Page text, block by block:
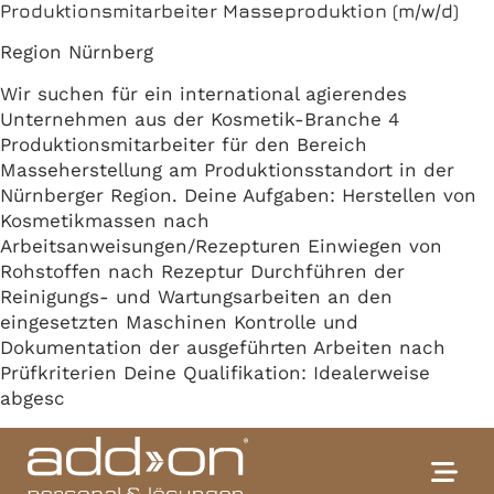
Produktionsmitarbeiter Masseproduktion (m/w/d)
Region Nürnberg
Wir suchen für ein international agierendes
Unternehmen aus der Kosmetik-Branche 4
Produktionsmitarbeiter für den Bereich
Masseherstellung am Produktionsstandort in der
Nürnberger Region. Deine Aufgaben: Herstellen von
Kosmetikmassen nach
Arbeitsanweisungen/Rezepturen Einwiegen von
Rohstoffen nach Rezeptur Durchführen der
Reinigungs- und Wartungsarbeiten an den
eingesetzten Maschinen Kontrolle und
Dokumentation der ausgeführten Arbeiten nach
Prüfkriterien Deine Qualifikation: Idealerweise
abgesc